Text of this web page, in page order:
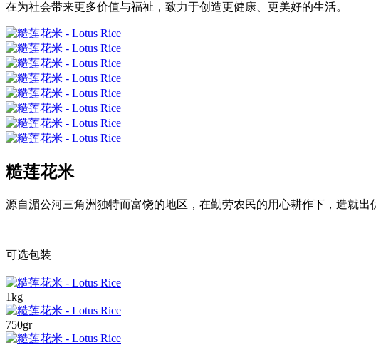
在为社会带来更多价值与福祉，致力于创造更健康、更美好的生活。
糙莲花米
源自湄公河三角洲独特而富饶的地区，在勤劳农民的用心耕作下，造就
可选包装
1kg
750gr